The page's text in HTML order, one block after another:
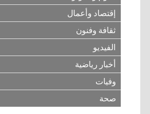
إقتصاد وأعمال
ثقافة وفنون
الفيديو
أخبار رياضية
وفيات
صحة